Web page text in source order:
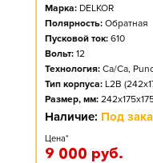
Марка: DELKOR
Полярность: Обратная
Пусковой ток: 610
Вольт: 12
Технология: Ca/Ca,
Тип корпуса: L2B
Размер, мм:
Наличие: Под
Цена*
9 000 руб.